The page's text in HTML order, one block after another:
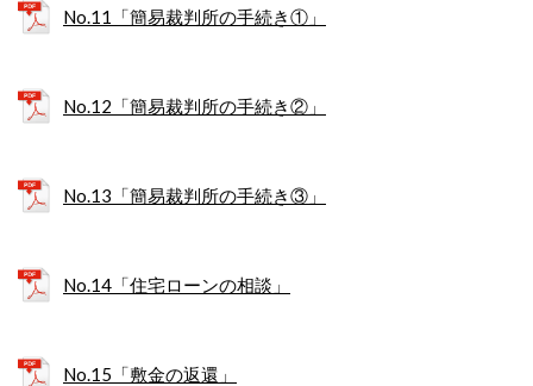
No.11「簡易裁判所の手続き①」
No.12「簡易裁判所の手続き②」
No.13「簡易裁判所の手続き③」
No.14「住宅ローンの相談」
No.15「敷金の返還」